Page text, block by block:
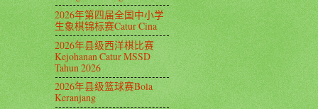
2026年第四届全国中小学
生象棋锦标赛Catur Cina
2026年县级西洋棋比赛
Kejohanan Catur MSSD
Tahun 2026
2026年县级篮球赛Bola
Keranjang